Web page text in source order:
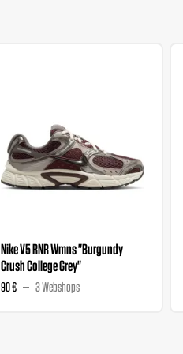
Nike V5 RNR Wmns "Burgundy
Crush College Grey"
90 € 3 Webshops